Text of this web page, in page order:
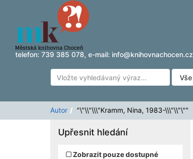
Zobrazuji výsledky1 - 1z1
Přeskočit na obsah
telefon: 739 385 078, e-mail: info@knihovnachocen.cz
Autor "\"\\"\\\"Kramm, Nina, 1983-\\\"\\"\""
Upřesnit hledání
Zobrazit pouze dostupné